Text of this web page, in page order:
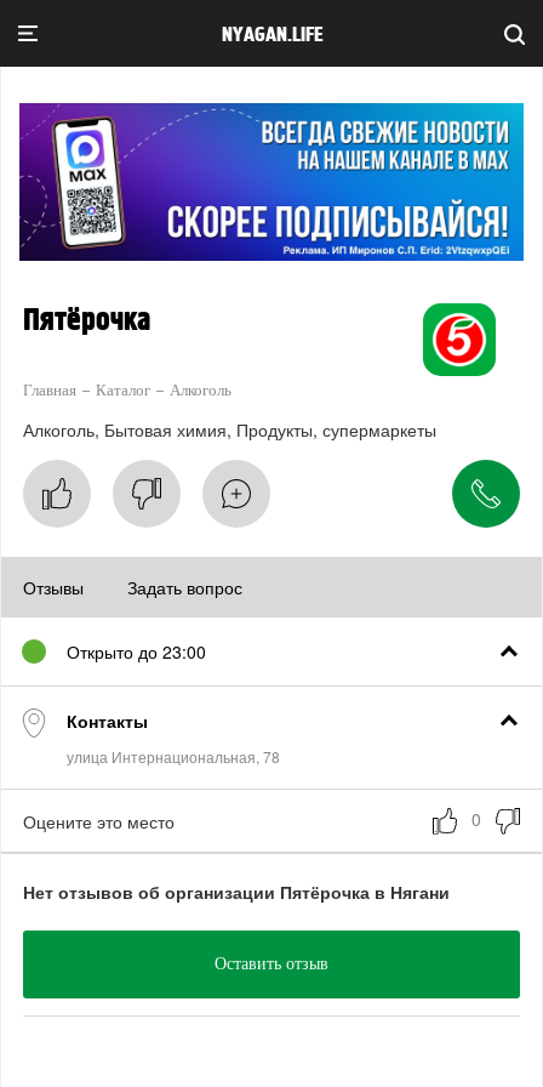
NYAGAN.LIFE
Пятёрочка
Главная Каталог Алкоголь
Алкоголь Бытовая химия Продукты, супермаркеты
Отзывы Задать вопрос
Открыто до 23:00
Контакты
Оцените это место
Нет отзывов об организации Пятёрочка в Нягани
Оставить отзыв